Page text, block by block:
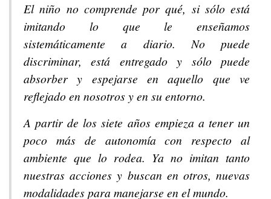
El niño no comprende por qué, si sólo está
imitando lo que le enseñamos
sistemáticamente a diario. No puede
discriminar, está entregado y sólo puede
absorber y espejarse en aquello que ve
reflejado en nosotros y en su entorno.
A partir de los siete años empieza a tener un
poco más de autonomía con respecto al
ambiente que lo rodea. Ya no imitan tanto
nuestras acciones y buscan en otros, nuevas
modalidades para manejarse en el mundo.